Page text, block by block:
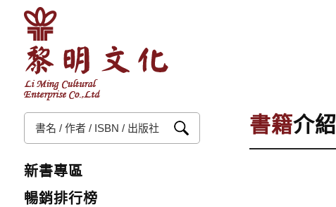
新書專區
暢銷排行榜
書籍介紹